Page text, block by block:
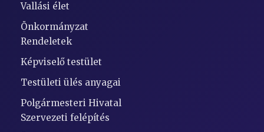
Vallási élet
Önkormányzat
Rendeletek
Képviselő testület
Testületi ülés anyagai
Polgármesteri Hivatal
Szervezeti felépítés